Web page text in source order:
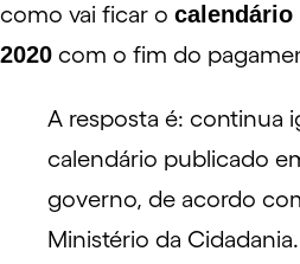
como vai ficar o calendário
2020 com o fim do
A resposta é: continua
calendário publicado
governo, de acordo
Ministério da Cidadania.